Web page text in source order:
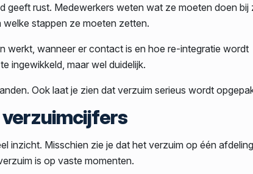
geeft rust. Medewerkers weten wat ze moeten doen bij
stappen ze moeten zetten.
werkt, wanneer er contact is en hoe re-integratie wordt
ingewikkeld, maar wel duidelijk.
Ook laat je zien dat verzuim serieus wordt
verzuimcijfers
inzicht. Misschien zie je dat het verzuim op één
is op vaste momenten.